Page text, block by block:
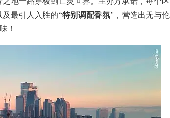
最引人入胜的“特别调配香氛” ，营造出无与伦
！